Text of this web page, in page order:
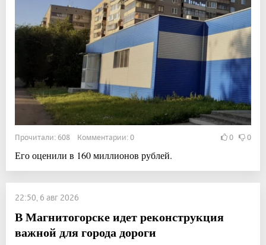
Прочитали: 608 Комментарии: 0 0 0
Его оценили в 160 миллионов рублей.
22:50, 6 авг 2026
В Магнитогорске идет реконструкция
важной для города дороги